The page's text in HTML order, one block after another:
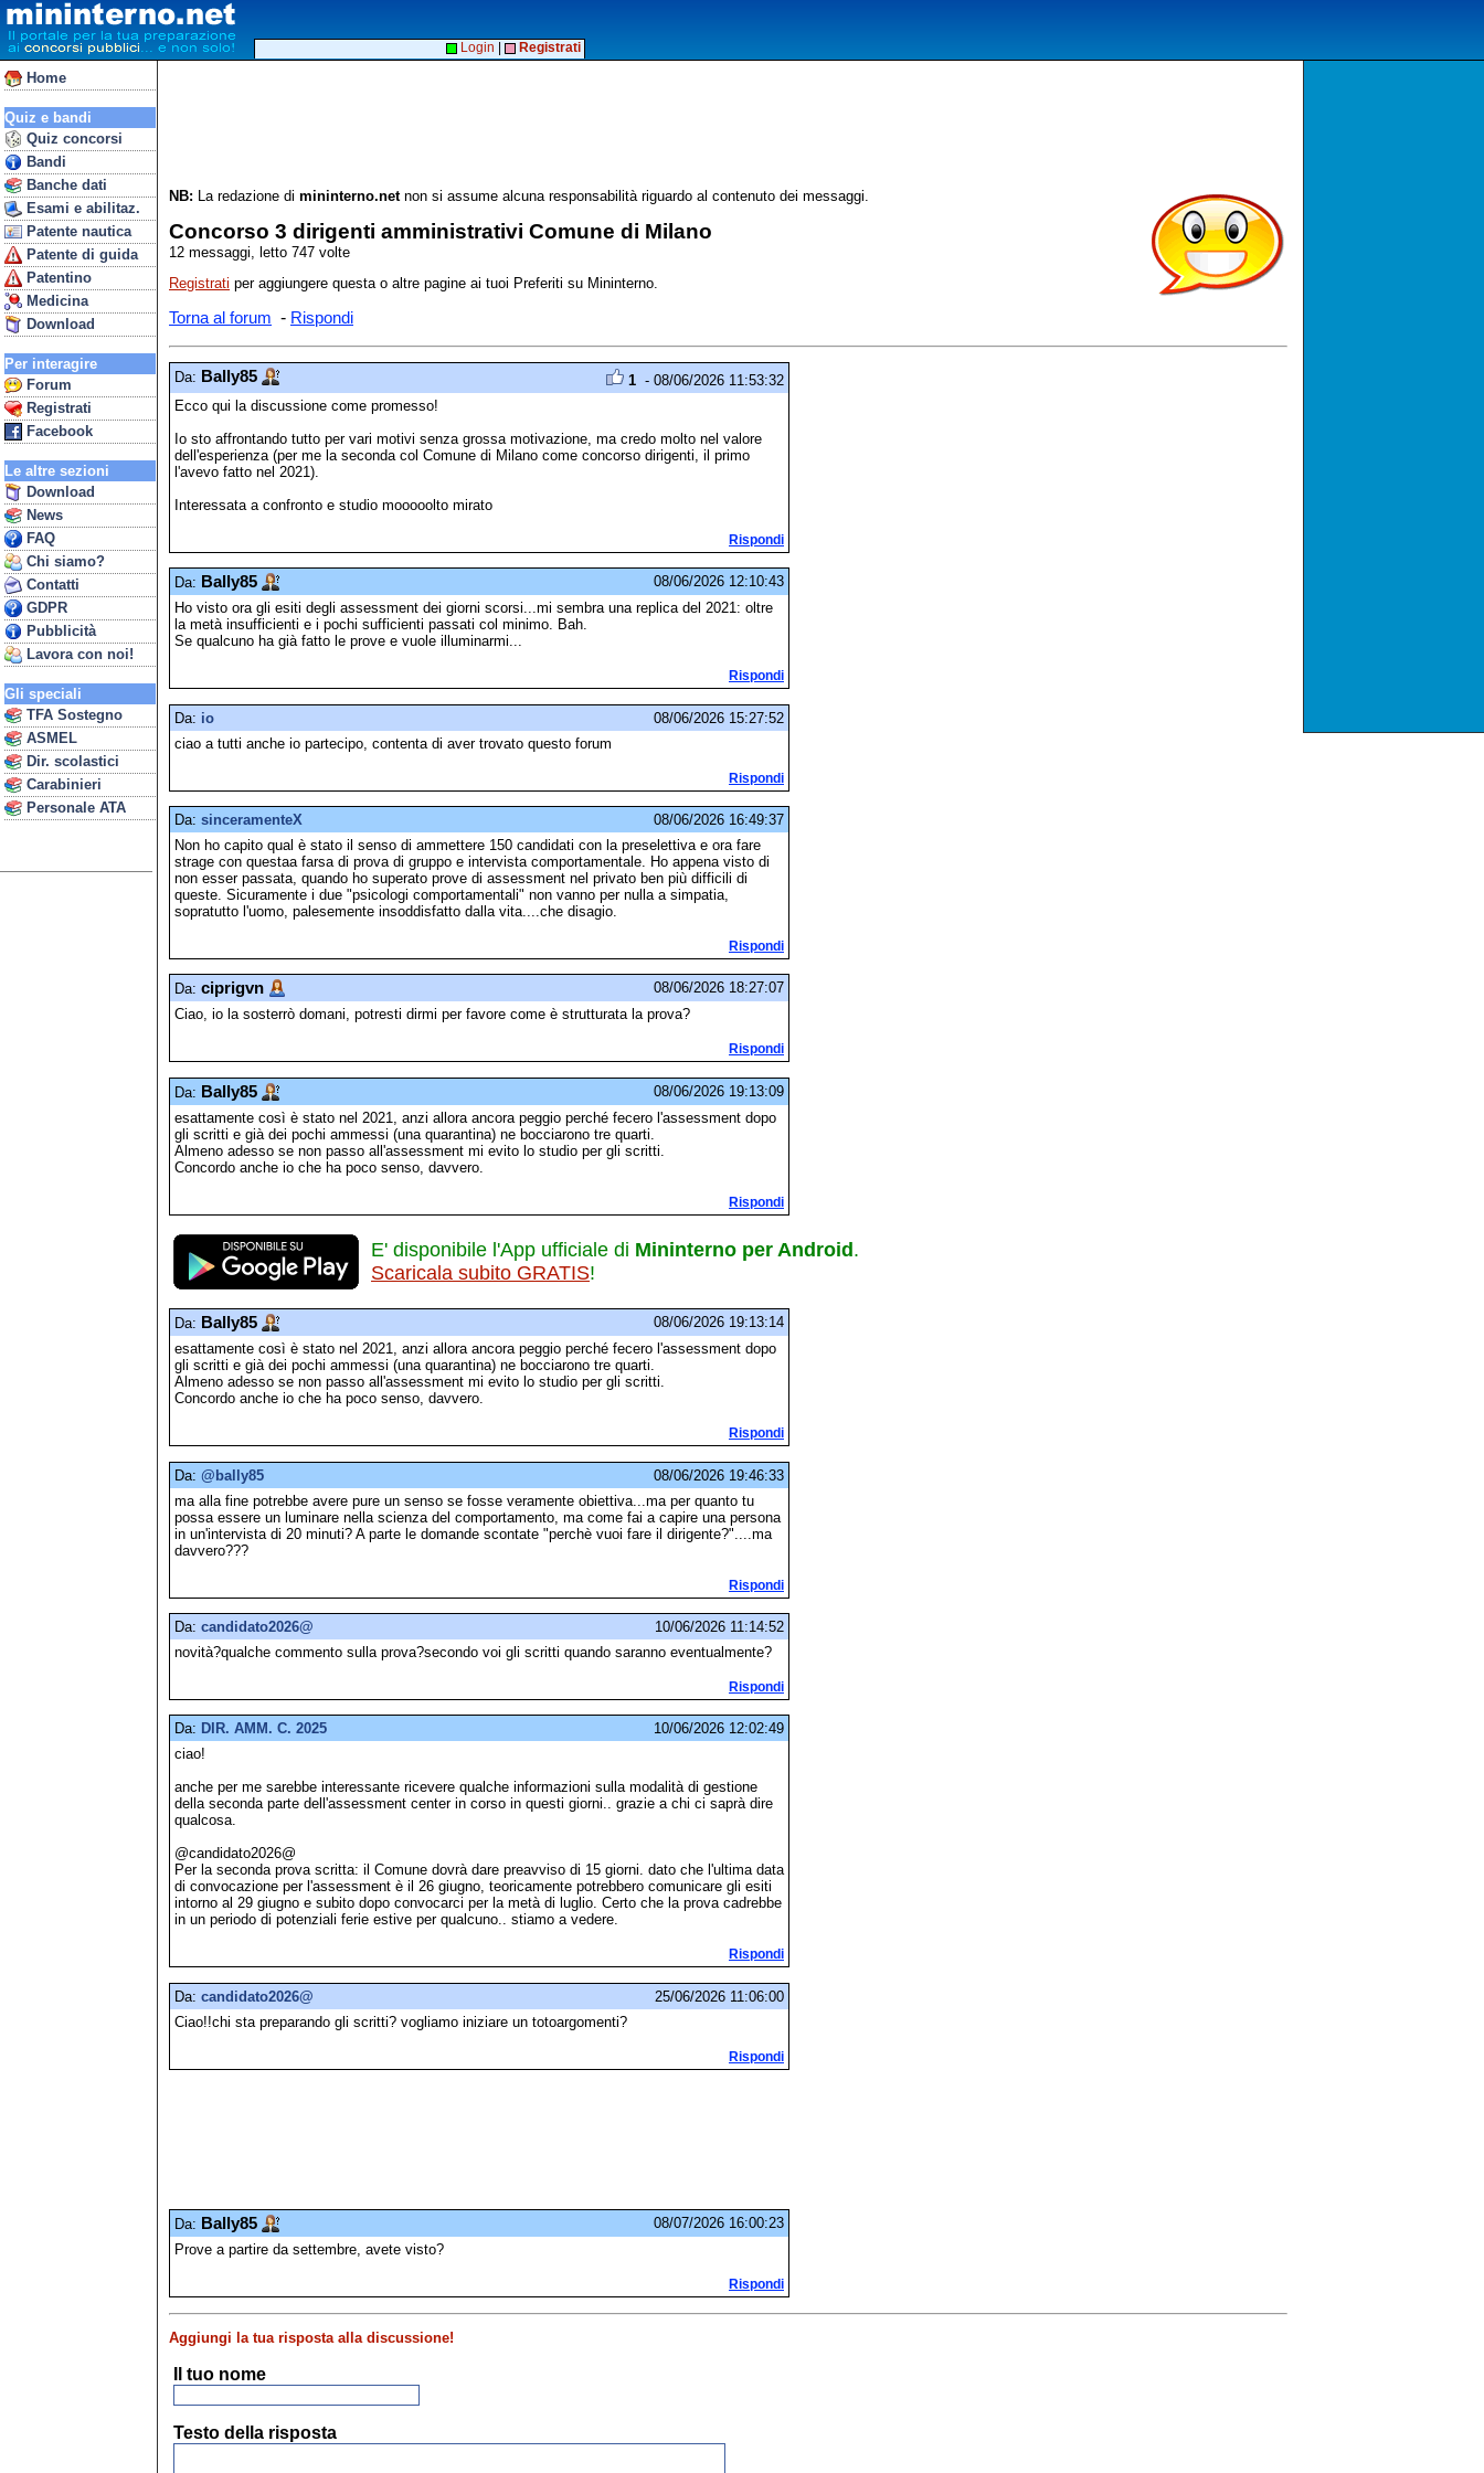
Home
Quiz e bandi
Quiz concorsi
Bandi
Banche dati
Esami e abilitaz.
Patente nautica
Patente di guida
Patentino
Medicina
Download
Per interagire
Forum
Registrati
Facebook
Le altre sezioni
Download
News
FAQ
Chi siamo?
Contatti
GDPR
Pubblicità
Lavora con noi!
Gli speciali
TFA Sostegno
ASMEL
Dir. scolastici
Carabinieri
Personale ATA
Login Registrati
NB: La redazione di mininterno.netnon si assume alcuna responsabilità riguardo al contenuto dei messaggi.
Concorso 3 dirigenti amministrativi Comune di Milano
12 messaggi, letto 747 volte
Registrati per aggiungere questa o altre pagine ai tuoi Preferiti su Mininterno.
Torna al forum - Rispondi
Da: Bally85 1 - 08/06/2026 11:53:32
Ecco qui la discussione come promesso!
Io sto affrontando tutto per vari motivi senza grossa motivazione, ma credo molto nel valore
dell'esperienza (per me la seconda col Comune di Milano come concorso dirigenti, il primo
l'avevo fatto nel 2021).
Interessata a confronto e studio mooooolto mirato
Rispondi
Da: Bally85
08/06/2026 12:10:43
Ho visto ora gli esiti degli assessment dei giorni scorsi...mi sembra una replica del 2021: oltre
la metà insufficienti e i pochi sufficienti passati col minimo. Bah.
Se qualcuno ha già fatto le prove e vuole illuminarmi...
Rispondi
Da: io
08/06/2026 15:27:52
ciao a tutti anche io partecipo, contenta di aver trovato questo forum
Rispondi
Da: sinceramenteX
08/06/2026 16:49:37
Non ho capito qual è stato il senso di ammettere 150 candidati con la preselettiva e ora fare
strage con questaa farsa di prova di gruppo e intervista comportamentale. Ho appena visto di
non esser passata, quando ho superato prove di assessment nel privato ben più difficili di
queste. Sicuramente i due "psicologi comportamentali" non vanno per nulla a simpatia,
sopratutto l'uomo, palesemente insoddisfatto dalla vita....che disagio.
Rispondi
Da: ciprigvn
08/06/2026 18:27:07
Ciao, io la sosterrò domani, potresti dirmi per favore come è strutturata la prova?
Rispondi
Da: Bally85
08/06/2026 19:13:09
esattamente così è stato nel 2021, anzi allora ancora peggio perché fecero l'assessment dopo
gli scritti e già dei pochi ammessi (una quarantina) ne bocciarono tre quarti.
Almeno adesso se non passo all'assessment mi evito lo studio per gli scritti.
Concordo anche io che ha poco senso, davvero.
Rispondi
E' disponibile l'App ufficiale di Mininterno per Android.
Scaricala subito GRATIS!
Da: Bally85
08/06/2026 19:13:14
esattamente così è stato nel 2021, anzi allora ancora peggio perché fecero l'assessment dopo
gli scritti e già dei pochi ammessi (una quarantina) ne bocciarono tre quarti.
Almeno adesso se non passo all'assessment mi evito lo studio per gli scritti.
Concordo anche io che ha poco senso, davvero.
Rispondi
Da: @bally85
08/06/2026 19:46:33
ma alla fine potrebbe avere pure un senso se fosse veramente obiettiva...ma per quanto tu
possa essere un luminare nella scienza del comportamento, ma come fai a capire una persona
in un'intervista di 20 minuti? A parte le domande scontate "perchè vuoi fare il dirigente?"....ma
davvero???
Rispondi
Da: candidato2026@
10/06/2026 11:14:52
novità?qualche commento sulla prova?secondo voi gli scritti quando saranno eventualmente?
Rispondi
Da: DIR. AMM. C. 2025
10/06/2026 12:02:49
ciao!
anche per me sarebbe interessante ricevere qualche informazioni sulla modalità di gestione
della seconda parte dell'assessment center in corso in questi giorni.. grazie a chi ci saprà dire
qualcosa.
@candidato2026@
Per la seconda prova scritta: il Comune dovrà dare preavviso di 15 giorni. dato che l'ultima data
di convocazione per l'assessment è il 26 giugno, teoricamente potrebbero comunicare gli esiti
intorno al 29 giugno e subito dopo convocarci per la metà di luglio. Certo che la prova cadrebbe
in un periodo di potenziali ferie estive per qualcuno.. stiamo a vedere.
Rispondi
Da: candidato2026@
25/06/2026 11:06:00
Ciao!!chi sta preparando gli scritti? vogliamo iniziare un totoargomenti?
Rispondi
Da: Bally85
08/07/2026 16:00:23
Prove a partire da settembre, avete visto?
Rispondi
Aggiungi la tua risposta alla discussione!
Il tuo nome
Testo della risposta